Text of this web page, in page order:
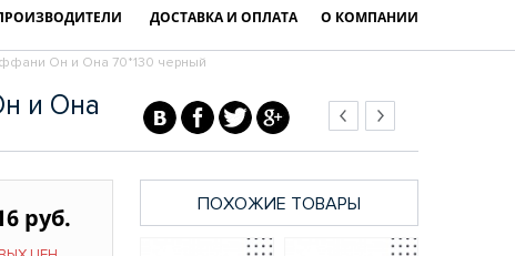
ДОСТАВКА И ОПЛАТА О КОМПАНИИ
Он и Она 70*130 черный
и Она
руб. ПОХОЖИЕ ТОВАРЫ